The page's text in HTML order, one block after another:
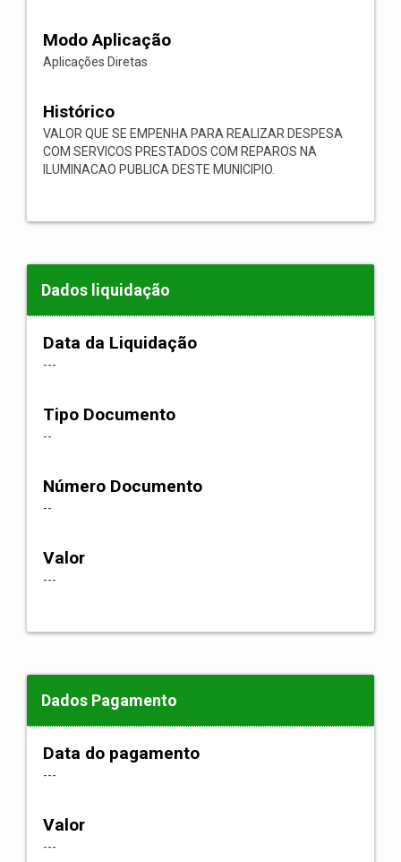
Modo Aplicação
Aplicações Diretas
Histórico
VALOR QUE SE EMPENHA PARA REALIZAR DESPESA
COM SERVICOS PRESTADOS COM REPAROS NA
ILUMINACAO PUBLICA DESTE MUNICIPIO.
Dados liquidação
Data da Liquidação
---
Tipo Documento
--
Número Documento
--
Valor
---
Dados Pagamento
Data do pagamento
---
Valor
---